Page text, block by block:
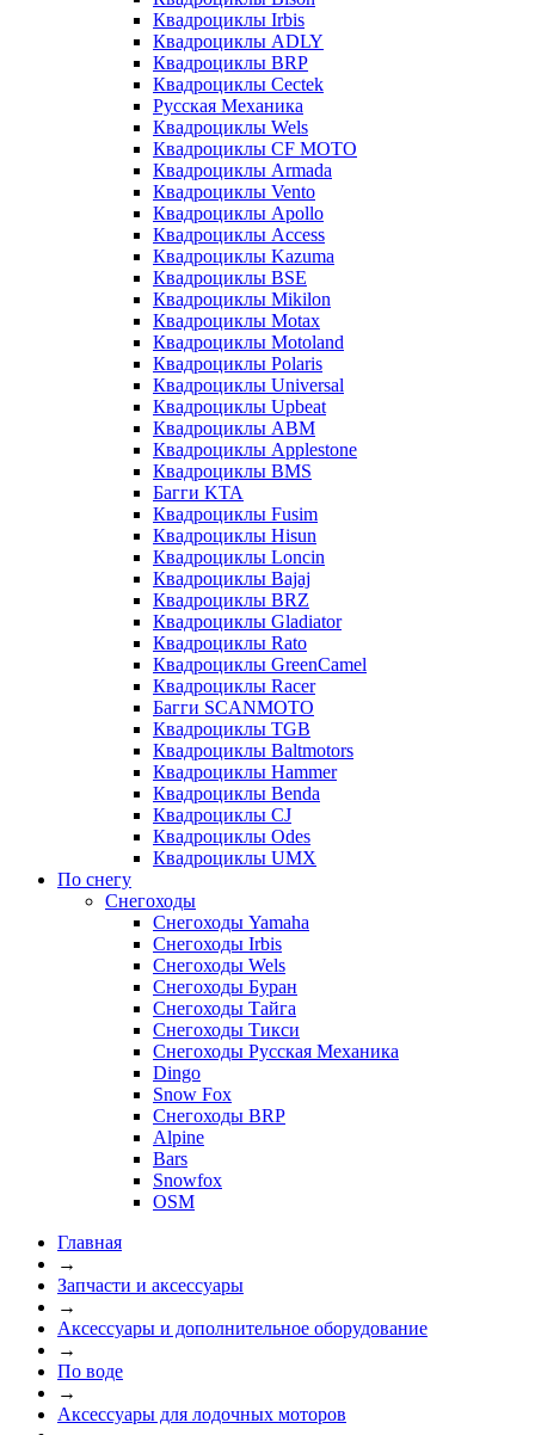
Квадроциклы Irbis
Квадроциклы ADLY
Квадроциклы BRP
Квадроциклы Cectek
Русская Механика
Квадроциклы Wels
Квадроциклы CF MOTO
Квадроциклы Armada
Квадроциклы Vento
Квадроциклы Apollo
Квадроциклы Access
Квадроциклы Kazuma
Квадроциклы BSE
Квадроциклы Mikilon
Квадроциклы Motax
Квадроциклы Motoland
Квадроциклы Polaris
Квадроциклы Universal
Квадроциклы Upbeat
Квадроциклы ABM
Квадроциклы Applestone
Квадроциклы BMS
Багги KTA
Квадроциклы Fusim
Квадроциклы Hisun
Квадроциклы Loncin
Квадроциклы Bajaj
Квадроциклы BRZ
Квадроциклы Gladiator
Квадроциклы Rato
Квадроциклы GreenCamel
Квадроциклы Racer
Багги SCANMOTO
Квадроциклы TGB
Квадроциклы Baltmotors
Квадроциклы Hammer
Квадроциклы Benda
Квадроциклы CJ
Квадроциклы Odes
Квадроциклы UMX
По снегу
Снегоходы
Снегоходы Yamaha
Снегоходы Irbis
Снегоходы Wels
Снегоходы Буран
Снегоходы Тайга
Снегоходы Тикси
Снегоходы Русская Механика
Dingo
Snow Fox
Снегоходы BRP
Alpine
Bars
Snowfox
OSM
Главная
→
Запчасти и аксессуары
→
Аксессуары и дополнительное оборудование
→
По воде
→
Аксессуары для лодочных моторов